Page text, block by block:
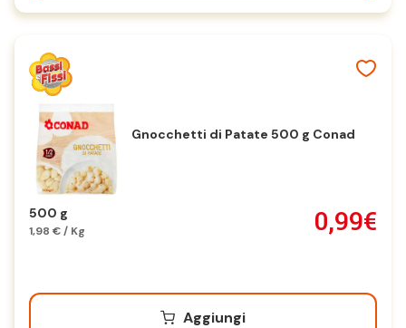
Gnocchetti di Patate 500 g Conad
500 g
1,98 € / Kg 0,99€
Aggiungi